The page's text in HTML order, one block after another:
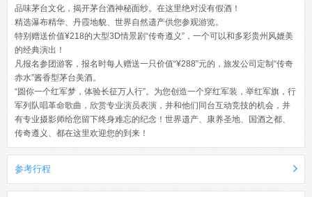
品味茅台文化，揭开茅台酒神秘面纱。在这里绝对没有假酒！
精选瀑布精华、丹霞地貌、世界自然遗产供您参观游览。
特别赠送价值¥218的大型3D情景剧“传奇遵义”，一个可以和多彩贵州风媲美
的经典演出！
凡报名参团游客，报名时每人赠送一只价值“¥288”元的，旅发公司定制“传奇
赤水”酱香型茅台美酒。
“圆你一个红军梦，体验长征万人行”。为您创造一个穿红军装，举红军旗，行
军列队唱革命歌曲，欣赏专业演员表演，并和他们同台互动竞技的机会，并
有专业摄影师给您留下终身难忘的纪念！世界遗产、康养圣地、国酒之都、
传奇遵义、都在这里欢迎您的到来！
参考行程